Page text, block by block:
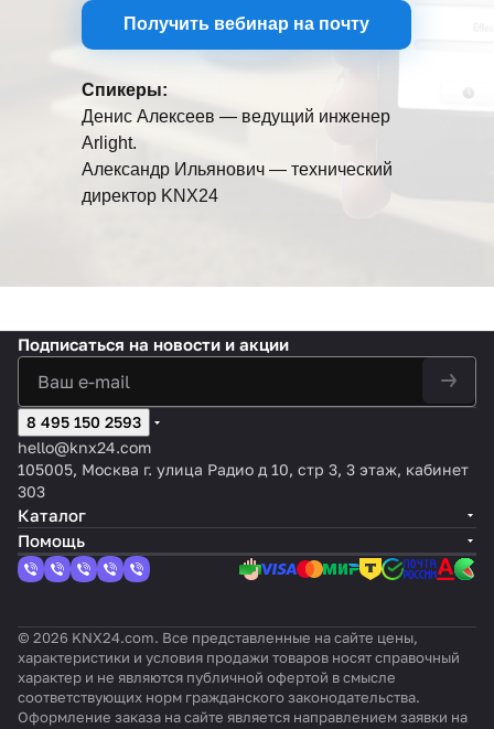
Получить вебинар на почту
Спикеры:
Денис Алексеев — ведущий инженер
Arlight.
Александр Ильянович — технический
директор KNX24
Подписаться на новости и акции
8 495 150 2593
hello@knx24.com
105005, Москва г. улица Радио д 10, стр 3, 3 этаж, кабинет
303
Каталог
Помощь
© 2026 KNX24.com. Все представленные на сайте цены,
характеристики и условия продажи товаров носят справочный
характер и не являются публичной офертой в смысле
соответствующих норм гражданского законодательства.
Оформление заказа на сайте является направлением заявки на